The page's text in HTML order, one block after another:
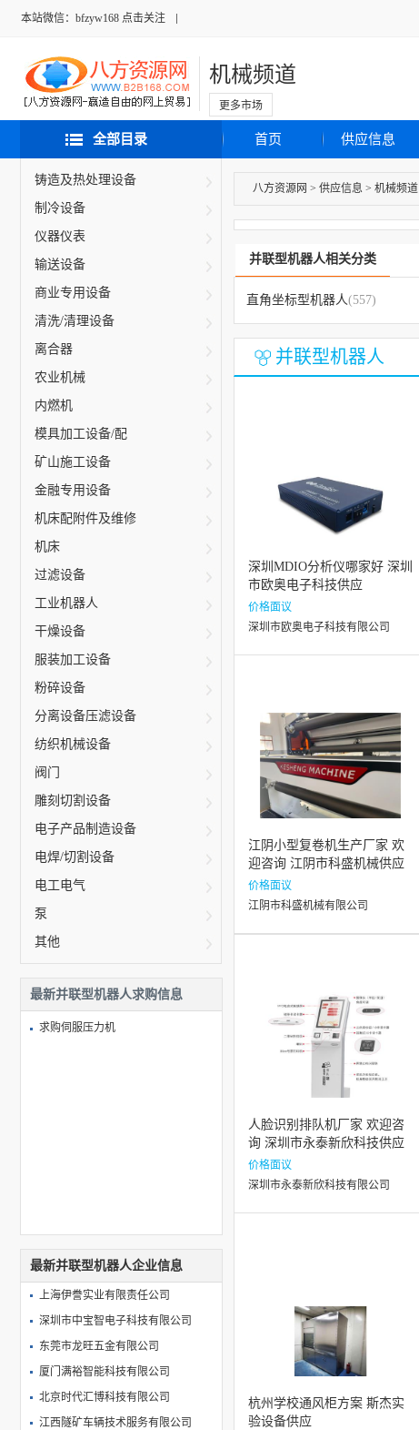
本站微信：bfzyw168 点击关注
机械频道
更多市场
全部目录 首页 供应信息
铸造及热处理设备
制冷设备
仪器仪表
输送设备
商业专用设备
清洗/清理设备
离合器
农业机械
内燃机
模具加工设备/配
矿山施工设备
金融专用设备
机床配附件及维修
机床
过滤设备
工业机器人
干燥设备
服装加工设备
粉碎设备
分离设备压滤设备
纺织机械设备
阀门
雕刻切割设备
电子产品制造设备
电焊/切割设备
电工电气
泵
其他
最新并联型机器人求购信息
求购伺服压力机
最新并联型机器人企业信息
上海伊誊实业有限责任公司
深圳市中宝智电子科技有限公司
东莞市龙旺五金有限公司
厦门满裕智能科技有限公司
北京时代汇博科技有限公司
江西隧矿车辆技术服务有限公司
八方资源网 > 供应信息 > 机械频道
并联型机器人相关分类
直角坐标型机器人(557)
并联型机器人
深圳MDIO分析仪哪家好 深圳
市欧奥电子科技供应
价格面议
深圳市欧奥电子科技有限公司
江阴小型复卷机生产厂家 欢
迎咨询 江阴市科盛机械供应
价格面议
江阴市科盛机械有限公司
人脸识别排队机厂家 欢迎咨
询 深圳市永泰新欣科技供应
价格面议
深圳市永泰新欣科技有限公司
杭州学校通风柜方案 斯杰实
验设备供应